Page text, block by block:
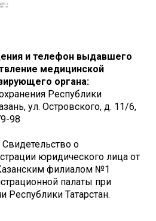
и телефон выдавшего
медицинской
органа:
Республики
ул. Островского, д. 11/6,
98
Свидетельство о
юридического лица от
филиалом №1
палаты при
Республики Татарстан.